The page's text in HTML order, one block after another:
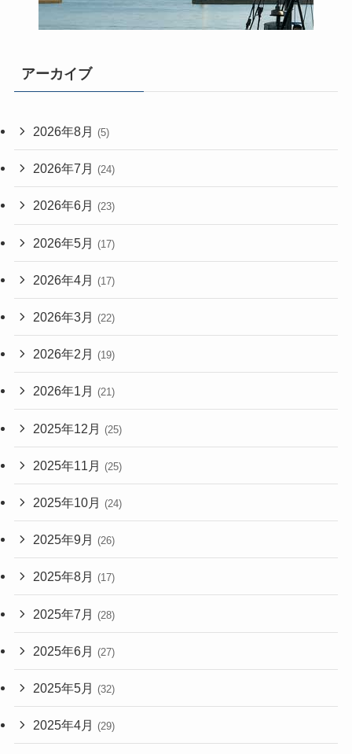
アーカイブ
2026年8月 (5)
2026年7月 (24)
2026年6月 (23)
2026年5月 (17)
2026年4月 (17)
2026年3月 (22)
2026年2月 (19)
2026年1月 (21)
2025年12月 (25)
2025年11月 (25)
2025年10月 (24)
2025年9月 (26)
2025年8月 (17)
2025年7月 (28)
2025年6月 (27)
2025年5月 (32)
2025年4月 (29)